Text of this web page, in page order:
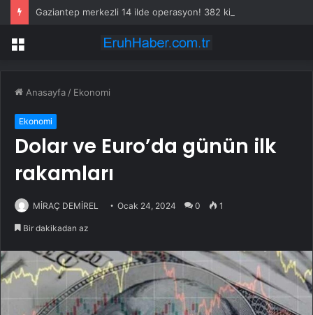
Menü
Anasayfa / Ekonomi
Ekonomi
Dolar ve Euro’da günün ilk
rakamları
MİRAÇ DEMİREL Ocak 24, 2024 0 1
Bir dakikadan az